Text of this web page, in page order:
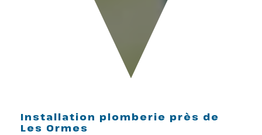
Installation plomberie près de
Les Ormes